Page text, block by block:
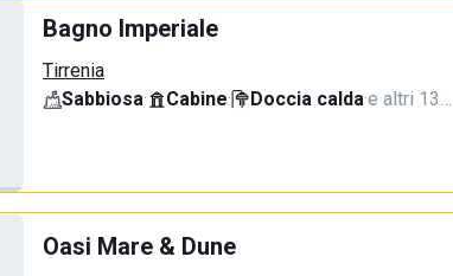
Bagno Imperiale
Tirrenia
Sabbiosa· Cabine· Doccia calda·e altri 13…
Oasi Mare & Dune